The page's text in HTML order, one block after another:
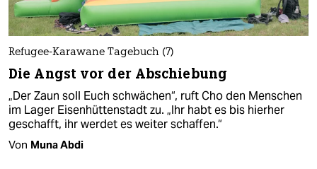
Refugee-Karawane Tagebuch (7)
Die Angst vor der Abschiebung
„Der Zaun soll Euch schwächen“, ruft Cho den Menschen
im Lager Eisenhüttenstadt zu. „Ihr habt es bis hierher
geschafft, ihr werdet es weiter schaffen.“
Von Muna Abdi